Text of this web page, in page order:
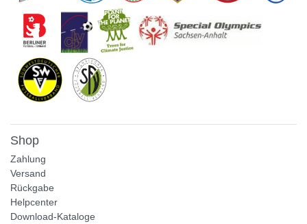
Shop
Zahlung
Versand
Rückgabe
Helpcenter
Download-Kataloge